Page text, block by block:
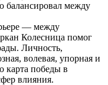
балансировал между
— между
Колесница помог
Личность,
волевая, упорная и
карта победы в
влияния.